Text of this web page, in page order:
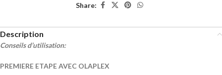
Share:
Description
Conseils d’utilisation:
PREMIERE ETAPE AVEC OLAPLEX